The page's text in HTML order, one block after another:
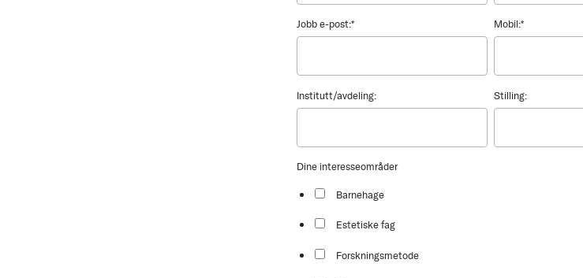
Jobb e-post:* Mobil:*
Institutt/avdeling: Stilling:
Dine interesseområder
Barnehage
Estetiske fag
Forskningsmetode